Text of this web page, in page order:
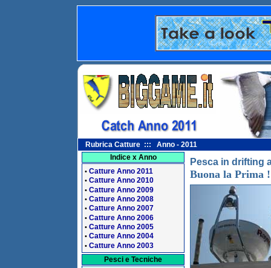
Rubrica Catture ::: Anno - 2011
Indice x Anno
• Catture Anno 2011
• Catture Anno 2010
• Catture Anno 2009
• Catture Anno 2008
• Catture Anno 2007
• Catture Anno 2006
• Catture Anno 2005
• Catture Anno 2004
• Catture Anno 2003
Pesci e Tecniche
Pesca in drifting
Buona la Prima !